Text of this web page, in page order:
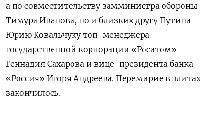
а по совместительству замминистра обороны
Тимура Иванова, но и близких другу Путина
Юрию Ковальчуку топ-менеджера
государственной корпорации «Росатом»
Геннадия Сахарова и вице-президента банка
«Россия» Игоря Андреева. Перемирие в элитах
закончилось.